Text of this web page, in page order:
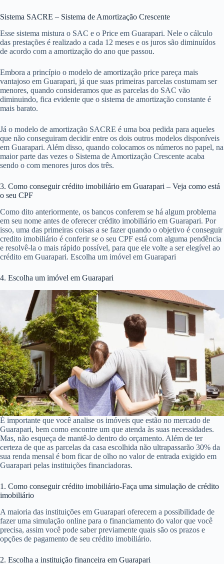
Sistema SACRE – Sistema de Amortização Crescente
Esse sistema mistura o SAC e o Price em Guarapari. Nele o cálculo
das prestações é realizado a cada 12 meses e os juros são diminuídos
de acordo com a amortização do ano que passou.
Embora a princípio o modelo de amortização price pareça mais
vantajoso em Guarapari, já que suas primeiras parcelas costumam ser
menores, quando consideramos que as parcelas do SAC vão
diminuindo, fica evidente que o sistema de amortização constante é
mais barato.
Já o modelo de amortização SACRE é uma boa pedida para aqueles
que não conseguiram decidir entre os dois outros modelos disponíveis
em Guarapari. Além disso, quando colocamos os números no papel, na
maior parte das vezes o Sistema de Amortização Crescente acaba
sendo o com menores juros dos três.
3. Como conseguir crédito imobiliário em Guarapari – Veja como está
o seu CPF
Como dito anteriormente, os bancos conferem se há algum problema
em seu nome antes de oferecer crédito imobiliário em Guarapari. Por
isso, uma das primeiras coisas a se fazer quando o objetivo é conseguir
credito imobiliário é conferir se o seu CPF está com alguma pendência
e resolvê-la o mais rápido possível, para que ele volte a ser elegível ao
crédito em Guarapari. Escolha um imóvel em Guarapari
4. Escolha um imóvel em Guarapari
É importante que você analise os imóveis que estão no mercado de
Guarapari, bem como encontre um que atenda às suas necessidades.
Mas, não esqueça de mantê-lo dentro do orçamento. Além de ter
certeza de que as parcelas da casa escolhida não ultrapassarão 30% da
sua renda mensal é bom ficar de olho no valor de entrada exigido em
Guarapari pelas instituições financiadoras.
1. Como conseguir crédito imobiliário-Faça uma simulação de crédito
imobiliário
A maioria das instituições em Guarapari oferecem a possibilidade de
fazer uma simulação online para o financiamento do valor que você
precisa, assim você pode saber previamente quais são os prazos e
opções de pagamento de seu crédito imobiliário.
2. Escolha a instituição financeira em Guarapari